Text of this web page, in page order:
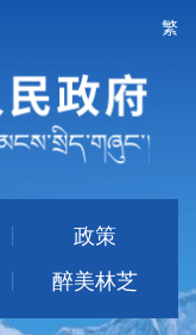
繁
政策
醉美林芝